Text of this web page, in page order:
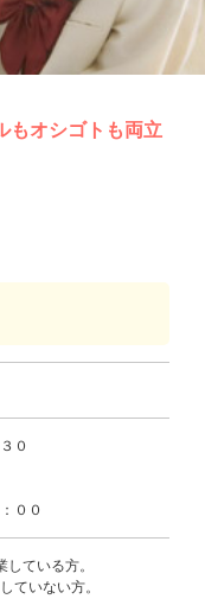
もオシゴトも両立
０
００
ている方。
ていない方。